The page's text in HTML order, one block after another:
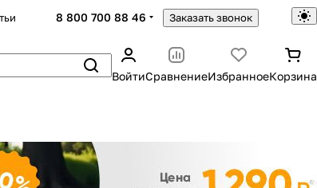
8 800 700 88 46 Заказать звонок
ВойтиСравнениеИзбранноеКорзина